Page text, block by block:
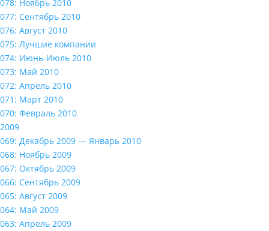
078: Ноябрь 2010
077: Сентябрь 2010
076: Август 2010
075: Лучшие компании
074: Июнь-Июль 2010
073: Май 2010
072: Апрель 2010
071: Март 2010
070: Февраль 2010
2009
069: Декабрь 2009 — Январь 2010
068: Ноябрь 2009
067: Октябрь 2009
066: Сентябрь 2009
065: Август 2009
064: Май 2009
063: Апрель 2009